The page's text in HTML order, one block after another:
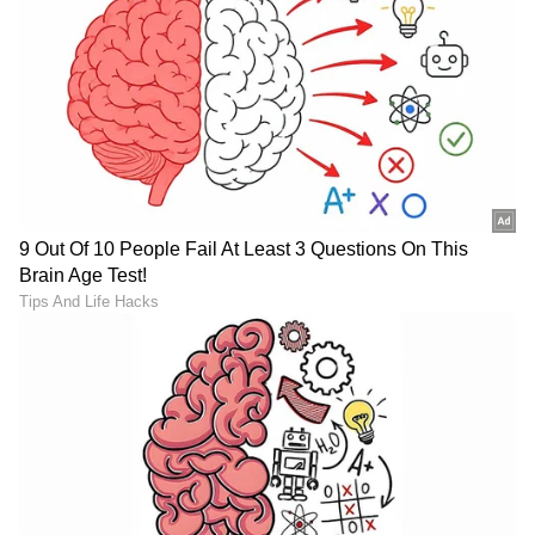
Trade Deal | Party Rounds